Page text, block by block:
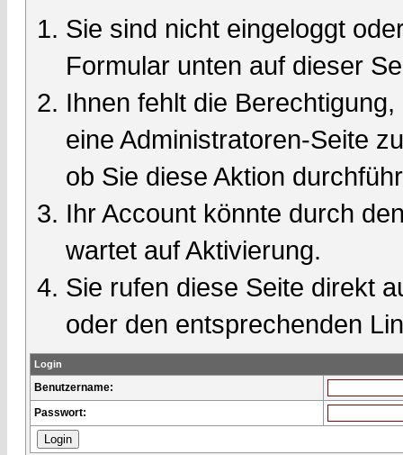
Sie sind nicht eingeloggt
Formular unten auf dieser
Ihnen fehlt die
eine Administratoren-Seite
ob Sie diese Aktion
Ihr Account könnte durch
wartet auf Aktivierung.
Sie rufen diese Seite direkt
oder den entsprechenden
Login
Benutzername:
Passwort: